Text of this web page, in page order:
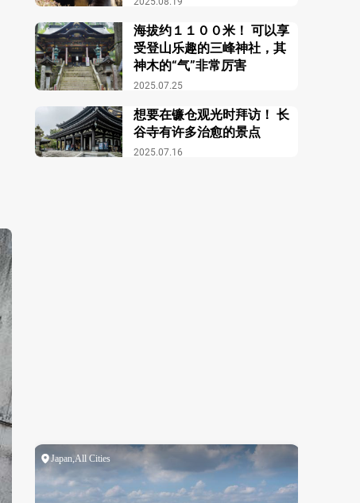
2025.07.25
海拔约１１００米！ 可以享
受登山乐趣的三峰神社，其
神木的“气”非常厉害
2025.07.16
想要在镰仓观光时拜访！ 长
谷寺有许多治愈的景点